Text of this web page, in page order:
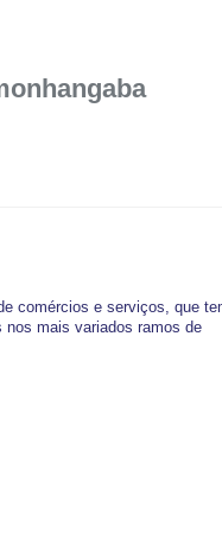
comércios e serviços, que
mais variados ramos de